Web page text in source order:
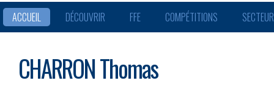
ACCUEIL DÉCOUVRIR FFE COMPÉTITIONS
CHARRON Thomas